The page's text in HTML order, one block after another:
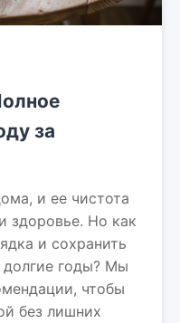
за
и ее чистота
здоровье. Но как
и сохранить
долгие годы? Мы
чтобы
без лишних